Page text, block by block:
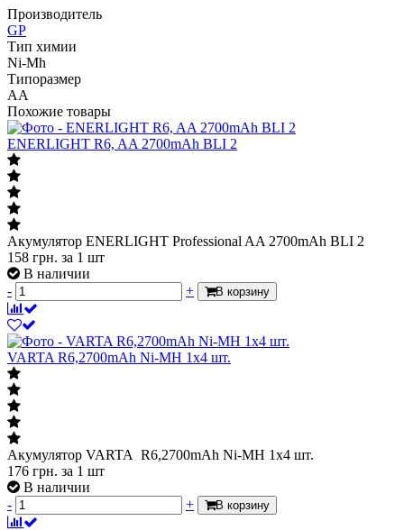
Производитель
GP
Тип химии
Ni-Mh
Типоразмер
AA
Похожие товары
ENERLIGHT R6, AA 2700mAh BLI 2
Акумулятор ENERLIGHT Professional AA 2700mAh BLI 2
158 грн. за 1 шт
В наличии
-
+ В корзину
VARTA R6,2700mAh Ni-MH 1х4 шт.
Акумулятор VARTA R6,2700mAh Ni-MH 1х4 шт.
176 грн. за 1 шт
В наличии
-
+ В корзину